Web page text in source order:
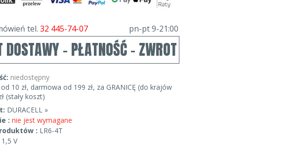
tel. 32 445-74-07 pn-pt 9-21:00
DOSTAWY - PŁATNOŚĆ - ZWROT
niedostępny
od 10 zł, darmowa od 199 zł, za GRANICĘ (do krajów
(stały koszt)
DURACELL »
: nie jest wymagane
: LR6-4T
1,5 V